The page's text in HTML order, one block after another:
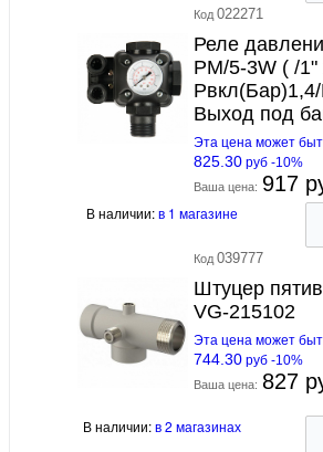
Код 022271
Реле
PM/5-3W ( /1"
Выход под
Эта цена может
825.30 руб -10%
Ваша цена: 917
В наличии:в 1 магазине
Код 039777
Штуцер
VG-215102
Эта цена может
744.30 руб -10%
Ваша цена: 827
В наличии:в 2 магазинах